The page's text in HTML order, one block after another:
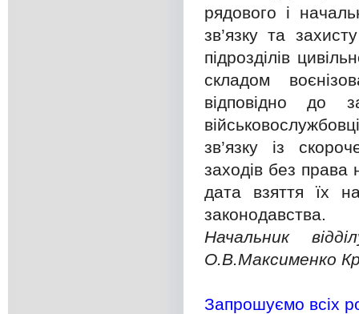
рядового і
зв’язку та
підрозділів
складом
відповідно до
зв’язку із
заходів без права
дата взяття їх
законодавства.
Начальник
О.В.Максименко
Запрошуємо всіх